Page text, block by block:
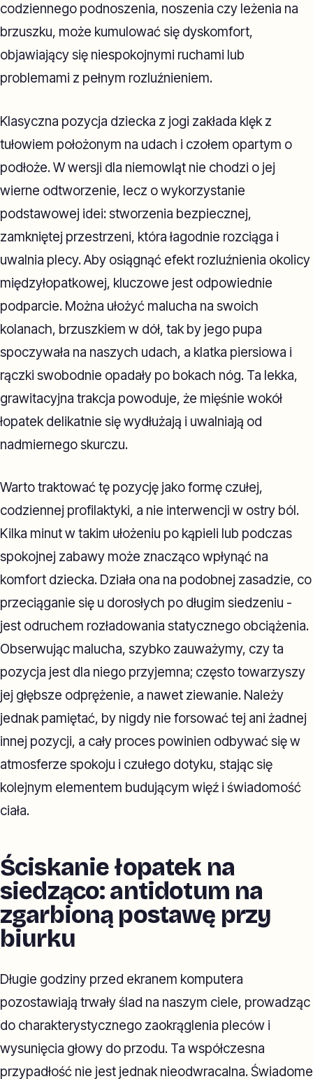
codziennego podnoszenia, noszenia czy leżenia na
brzuszku, może kumulować się dyskomfort,
objawiający się niespokojnymi ruchami lub
problemami z pełnym rozluźnieniem.
Klasyczna pozycja dziecka z jogi zakłada klęk z
tułowiem położonym na udach i czołem opartym o
podłoże. W wersji dla niemowląt nie chodzi o jej
wierne odtworzenie, lecz o wykorzystanie
podstawowej idei: stworzenia bezpiecznej,
zamkniętej przestrzeni, która łagodnie rozciąga i
uwalnia plecy. Aby osiągnąć efekt rozluźnienia okolicy
międzyłopatkowej, kluczowe jest odpowiednie
podparcie. Można ułożyć malucha na swoich
kolanach, brzuszkiem w dół, tak by jego pupa
spoczywała na naszych udach, a klatka piersiowa i
rączki swobodnie opadały po bokach nóg. Ta lekka,
grawitacyjna trakcja powoduje, że mięśnie wokół
łopatek delikatnie się wydłużają i uwalniają od
nadmiernego skurczu.
Warto traktować tę pozycję jako formę czułej,
codziennej profilaktyki, a nie interwencji w ostry ból.
Kilka minut w takim ułożeniu po kąpieli lub podczas
spokojnej zabawy może znacząco wpłynąć na
komfort dziecka. Działa ona na podobnej zasadzie, co
przeciąganie się u dorosłych po długim siedzeniu -
jest odruchem rozładowania statycznego obciążenia.
Obserwując malucha, szybko zauważymy, czy ta
pozycja jest dla niego przyjemna; często towarzyszy
jej głębsze odprężenie, a nawet ziewanie. Należy
jednak pamiętać, by nigdy nie forsować tej ani żadnej
innej pozycji, a cały proces powinien odbywać się w
atmosferze spokoju i czułego dotyku, stając się
kolejnym elementem budującym więź i świadomość
ciała.
Ściskanie łopatek na
siedząco: antidotum na
zgarbioną postawę przy
biurku
Długie godziny przed ekranem komputera
pozostawiają trwały ślad na naszym ciele, prowadząc
do charakterystycznego zaokrąglenia pleców i
wysunięcia głowy do przodu. Ta współczesna
przypadłość nie jest jednak nieodwracalna. Świadome